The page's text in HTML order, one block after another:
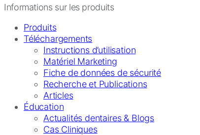
Informations sur les produits
Produits
Téléchargements
Instructions d’utilisation
Matériel Marketing
Fiche de données de sécurité
Recherche et Publications
Articles
Éducation
Actualités dentaires & Blogs
Cas Cliniques